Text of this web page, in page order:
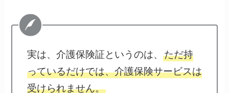
実は、介護保険証というのは、 ただ持
っているだけでは、介護保険サービスは
受けられません。